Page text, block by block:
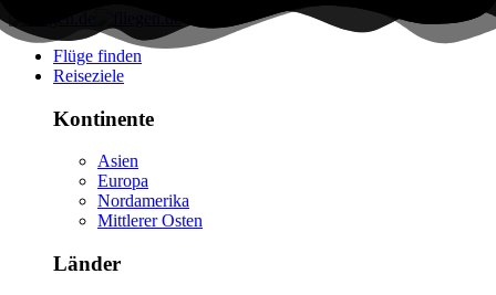
Flüge finden
Reiseziele
Kontinente
Asien
Europa
Nordamerika
Mittlerer Osten
Länder